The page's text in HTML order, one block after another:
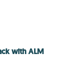
with ALM